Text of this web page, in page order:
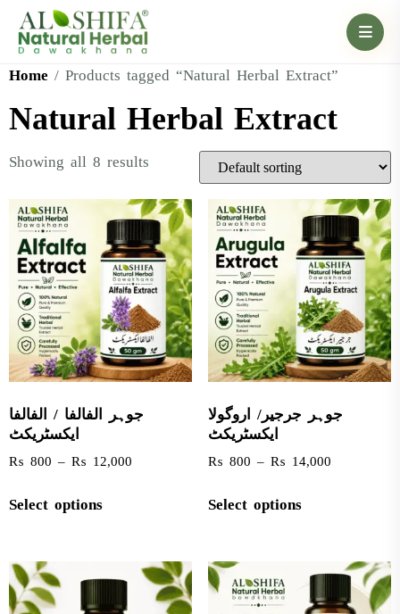
Home / Products tagged “Natural Herbal Extract”
Natural Herbal Extract
Showing all 8 results
جوہر الفالفا / الفالفا
ایکسٹریکٹ
₨ 800 – ₨ 12,000
Select options
جوہر جرجیر/ اروگولا
ایکسٹریکٹ
₨ 800 – ₨ 14,000
Select options